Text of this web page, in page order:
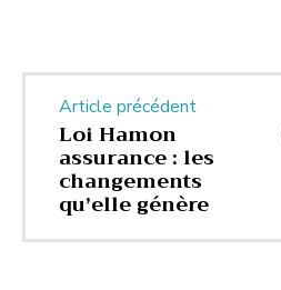
Article précédent
Loi Hamon
assurance : les
changements
qu’elle génère